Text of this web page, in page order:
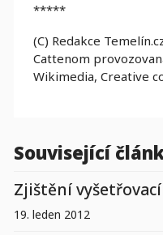
*****
(C) Redakce
Cattenom
Wikimedia, Creative
Související
Zjištění
19. leden 2012